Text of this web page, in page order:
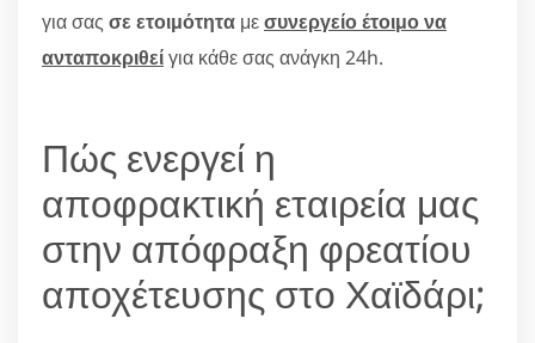
για σας σε ετοιμότητα μεσυνεργείο έτοιμο να
ανταποκριθείγια κάθε σας ανάγκη 24h.
Πώς ενεργεί η
αποφρακτική εταιρεία μας
στην απόφραξη φρεατίου
αποχέτευσης στο Χαϊδάρι;